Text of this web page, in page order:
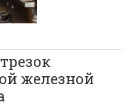
железной